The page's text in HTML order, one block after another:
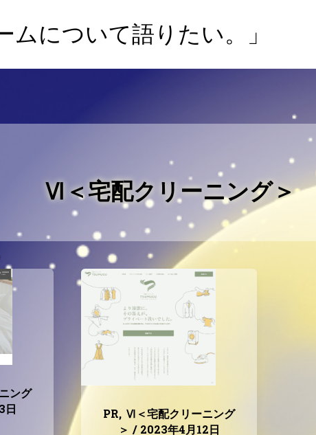
ムについて語りたい。」
Ⅵ＜宅配クリーニング＞
ング
日 PR, Ⅵ＜宅配クリーニング
＞ /2023年4月12日